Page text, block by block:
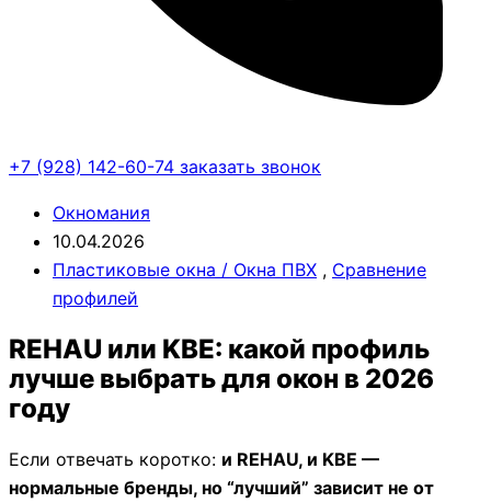
+7 (928) 142-60-74 заказать звонок
Окномания
10.04.2026
Пластиковые окна / Окна ПВХ , Сравнение
профилей
REHAU или KBE: какой профиль
лучше выбрать для окон в 2026
году
Если отвечать коротко: и REHAU, и KBE —
нормальные бренды, но “лучший” зависит не от